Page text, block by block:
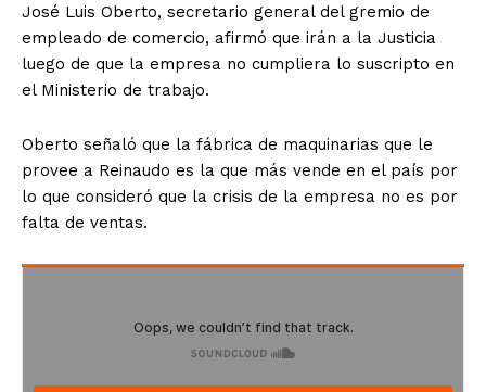
José Luis Oberto, secretario general del gremio de
empleado de comercio, afirmó que irán a la Justicia
luego de que la empresa no cumpliera lo suscripto en
el Ministerio de trabajo.
Oberto señaló que la fábrica de maquinarias que le
provee a Reinaudo es la que más vende en el país por
lo que consideró que la crisis de la empresa no es por
falta de ventas.